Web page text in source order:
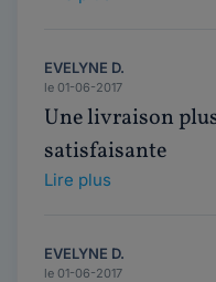
EVELYNE D.
le 01-06-2017
Une livraison
satisfaisante
Lire plus
EVELYNE D.
le 01-06-2017